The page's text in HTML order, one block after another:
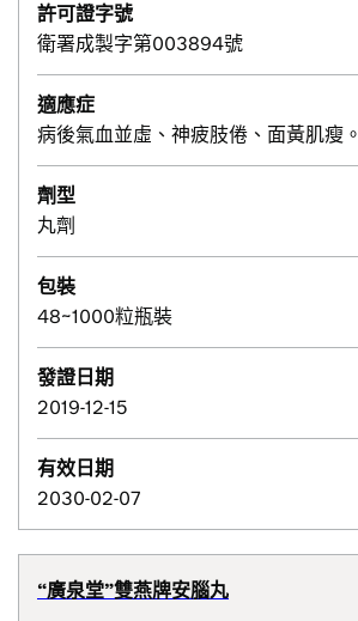
許可證字號
衛署成製字第003894號
適應症
病後氣血並虛、神疲肢倦、面黃肌瘦。
劑型
丸劑
包裝
48~1000粒瓶裝
發證日期
2019-12-15
有效日期
2030-02-07
“廣泉堂”雙燕牌安腦丸